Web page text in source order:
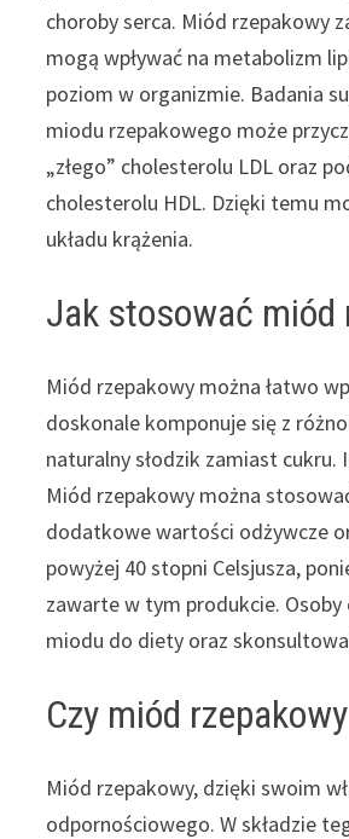
choroby serca. Miód rzepakowy
mogą wpływać na metabolizm
poziom w organizmie. Badania
miodu rzepakowego może
„złego” cholesterolu LDL oraz
cholesterolu HDL. Dzięki temu
układu krążenia.
Jak stosować miód
Miód rzepakowy można łatwo
doskonale komponuje się z
naturalny słodzik zamiast cukru.
Miód rzepakowy można
dodatkowe wartości odżywcze
powyżej 40 stopni Celsjusza,
zawarte w tym produkcie.
miodu do diety oraz
Czy miód
Miód rzepakowy, dzięki swoim
odpornościowego. W składzie